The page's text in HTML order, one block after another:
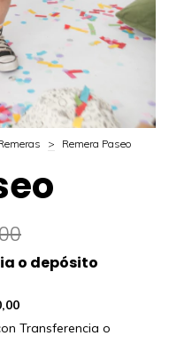
> Remera Paseo
o depósito
Transferencia o